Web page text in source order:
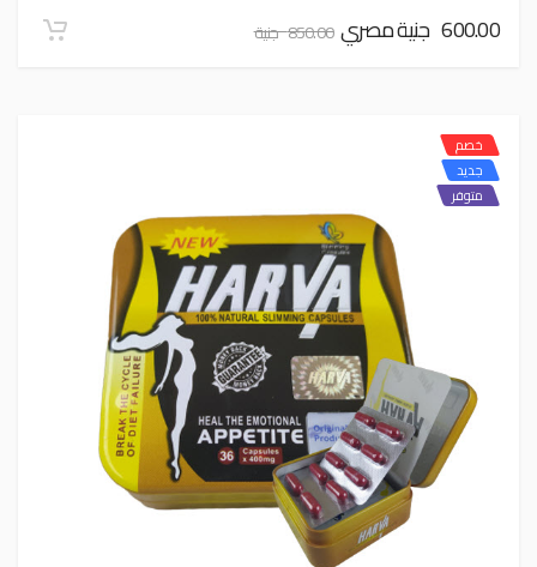
600.00 جنية مصري 850.00 جنية
خصم
جديد
متوفر